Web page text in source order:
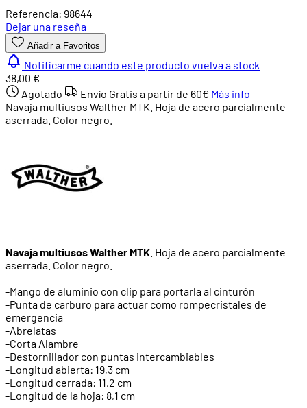
Referencia: 98644
Dejar una reseña
Añadir a Favoritos
Notificarme cuando este producto vuelva a stock
38,00 €
Agotado
Envío Gratis a partir de 60€ Más info
Navaja multiusos Walther MTK. Hoja de acero parcialmente
aserrada. Color negro.
Navaja multiusos Walther MTK . Hoja de acero parcialmente
aserrada. Color negro.
-Mango de aluminio con clip para portarla al cinturón
-Punta de carburo para actuar como rompecristales de
emergencia
-Abrelatas
-Corta Alambre
-Destornillador con puntas intercambiables
-Longitud abierta: 19,3 cm
-Longitud cerrada: 11,2 cm
-Longitud de la hoja: 8,1 cm